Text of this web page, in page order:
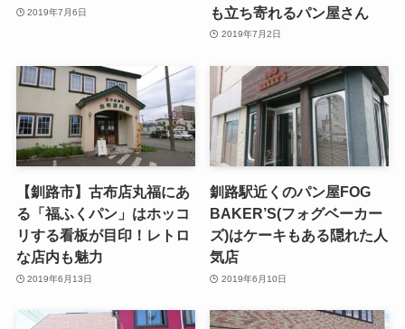
2019年7月6日
も立ち寄れるパン屋さん
2019年7月2日
【釧路市】古布店丸福にあ
る「福ふくパン」はホッコ
リする看板が目印！レトロ
な店内も魅力
2019年6月13日
釧路駅近くのパン屋FOG
BAKER’S(フォグベーカー
ズ)はケーキもある隠れた人
気店
2019年6月10日